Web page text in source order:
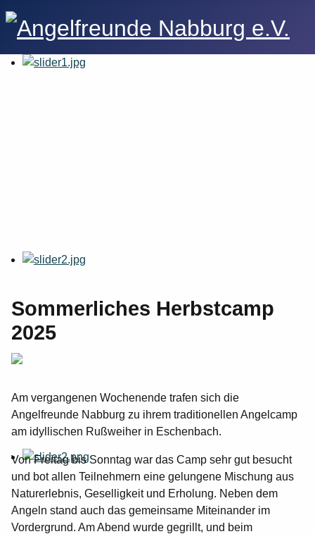
Sommerliches Herbstcamp
2025
Am vergangenen Wochenende trafen sich die
Angelfreunde Nabburg zu ihrem traditionellen Angelcamp
am idyllischen Rußweiher in Eschenbach.
Von Freitag bis Sonntag war das Camp sehr gut besucht
und bot allen Teilnehmern eine gelungene Mischung aus
Naturerlebnis, Geselligkeit und Erholung. Neben dem
Angeln stand auch das gemeinsame Miteinander im
Vordergrund. Am Abend wurde gegrillt, und beim